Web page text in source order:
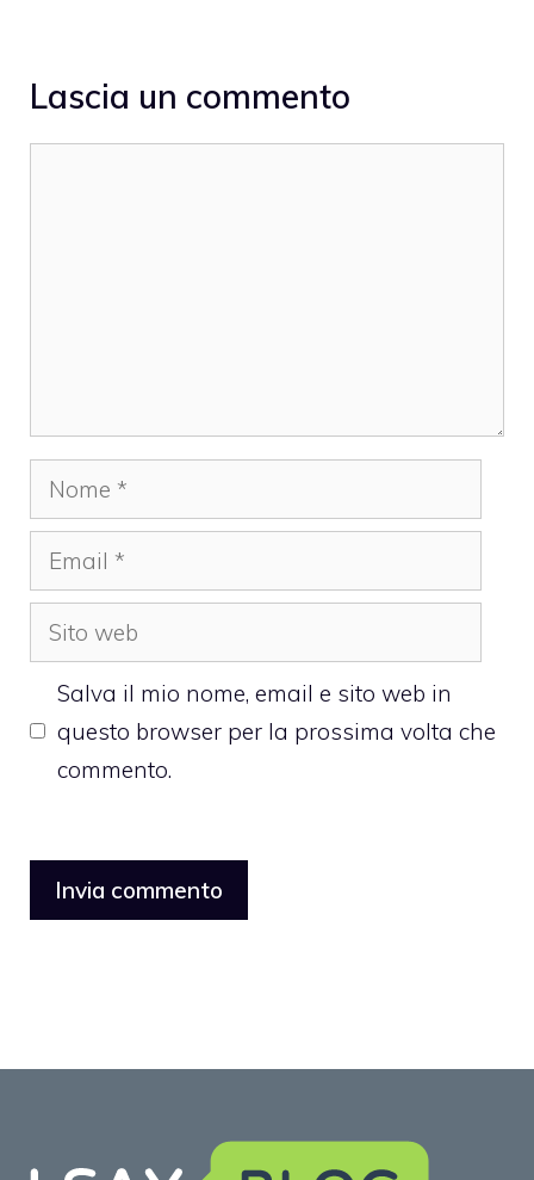
Lascia un commento
Nome
Email
Sito
web
Salva il mio nome, email e sito web in
questo browser per la prossima volta che
commento.